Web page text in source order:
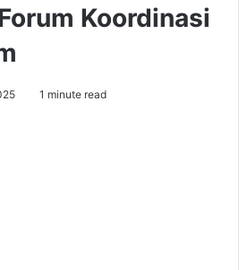
Koordinasi
1 minute read